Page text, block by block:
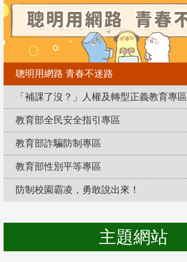
聰明用網路 青春不迷路
「補課了沒？」人權及轉型正義教育專區
教育部全民安全指引專區
教育部詐騙防制專區
教育部性別平等專區
防制校園霸凌，勇敢說出來！
主題網站